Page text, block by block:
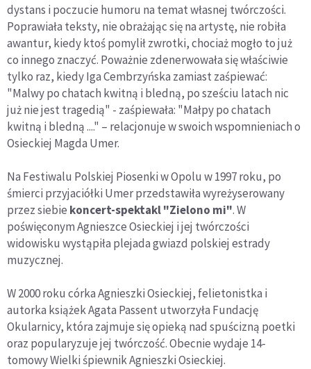
dystans i poczucie humoru na temat własnej twórczości.
Poprawiała teksty, nie obrażając się na artystę, nie robiła
awantur, kiedy ktoś pomylił zwrotki, chociaż mogło to już
co innego znaczyć. Poważnie zdenerwowała się właściwie
tylko raz, kiedy Iga Cembrzyńska zamiast zaśpiewać:
"Malwy po chatach kwitną i bledną, po sześciu latach nic
już nie jest tragedią" - zaśpiewała: "Małpy po chatach
kwitną i bledną ...." – relacjonuje w swoich wspomnieniach o
Osieckiej Magda Umer.
Na Festiwalu Polskiej Piosenki w Opolu w 1997 roku, po
śmierci przyjaciółki Umer przedstawiła wyreżyserowany
przez siebie koncert-spektakl "Zielono mi". W
poświęconym Agnieszce Osieckiej i jej twórczości
widowisku wystąpiła plejada gwiazd polskiej estrady
muzycznej.
W 2000 roku córka Agnieszki Osieckiej, felietonistka i
autorka książek Agata Passent utworzyła Fundację
Okularnicy, która zajmuje się opieką nad spuścizną poetki
oraz popularyzuje jej twórczość. Obecnie wydaje 14-
tomowy Wielki śpiewnik Agnieszki Osieckiej.